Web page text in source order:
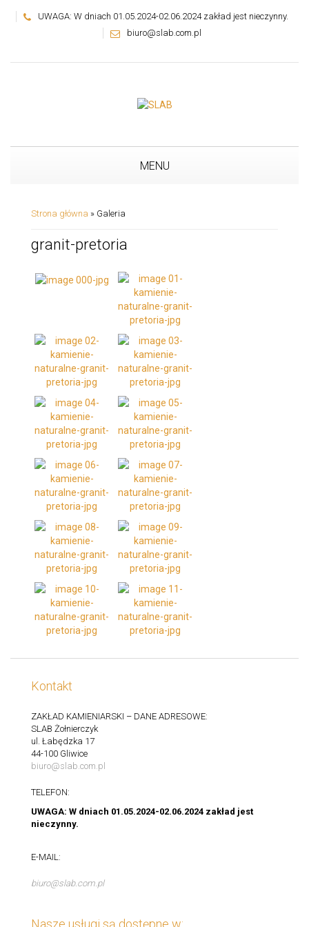
UWAGA: W dniach 01.05.2024-02.06.2024 zakład jest nieczynny.
biuro@slab.com.pl
MENU
Strona główna » Galeria
granit-pretoria
Kontakt
ZAKŁAD KAMIENIARSKI – DANE ADRESOWE:
SLAB Żołnierczyk
ul. Łabędzka 17
44-100 Gliwice
biuro@slab.com.pl
TELEFON:
UWAGA: W dniach 01.05.2024-02.06.2024 zakład jest
nieczynny.
E-MAIL:
biuro@slab.com.pl
Nasze usługi są dostępne w: